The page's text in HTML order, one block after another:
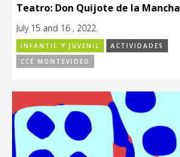
Teatro: Don Quijote de la Mancha
July 15 and 16 , 2022.
INFANTIL Y JUVENIL
ACTIVIDADES
CCE MONTEVIDEO